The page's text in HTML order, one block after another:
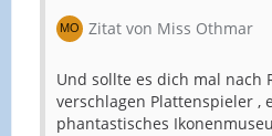
Zitat von Miss Othmar
Und sollte es dich mal nach
verschlagen Plattenspieler ,
phantastisches